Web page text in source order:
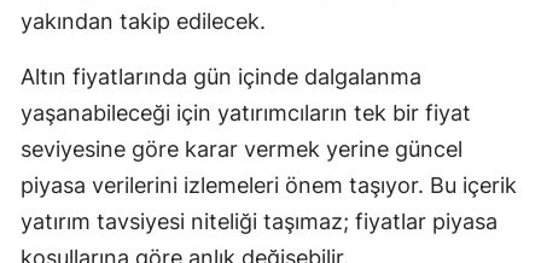
yakından takip edilecek.
Altın fiyatlarında gün içinde dalgalanma
yaşanabileceği için yatırımcıların tek bir fiyat
seviyesine göre karar vermek yerine güncel
piyasa verilerini izlemeleri önem taşıyor. Bu içerik
yatırım tavsiyesi niteliği taşımaz; fiyatlar piyasa
koşullarına göre anlık değişebilir.